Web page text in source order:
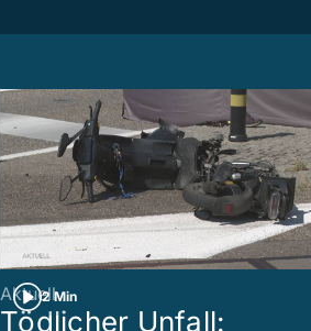
2 Min
Aktuell
Tödlicher Unfall: